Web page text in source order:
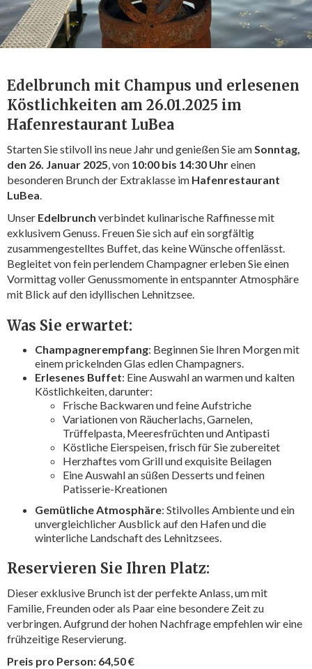
Edelbrunch mit Champus und erlesenen
Köstlichkeiten am 26.01.2025 im
Hafenrestaurant LuBea
Starten Sie stilvoll ins neue Jahr und genießen Sie amSonntag,
den 26. Januar 2025, von 10:00 bis 14:30 Uhreinen
besonderen Brunch der Extraklasse im Hafenrestaurant
LuBea.
Unser Edelbrunch verbindet kulinarische Raffinesse mit
exklusivem Genuss. Freuen Sie sich auf ein sorgfältig
zusammengestelltes Buffet, das keine Wünsche offenlässt.
Begleitet von fein perlendem Champagner erleben Sie einen
Vormittag voller Genussmomente in entspannter Atmosphäre
mit Blick auf den idyllischen Lehnitzsee.
Was Sie erwartet:
Champagnerempfang: Beginnen Sie Ihren Morgen mit
einem prickelnden Glas edlen Champagners.
Erlesenes Buffet: Eine Auswahl an warmen und kalten
Köstlichkeiten, darunter:
Frische Backwaren und feine Aufstriche
Variationen von Räucherlachs, Garnelen,
Trüffelpasta, Meeresfrüchten und Antipasti
Köstliche Eierspeisen, frisch für Sie zubereitet
Herzhaftes vom Grill und exquisite Beilagen
Eine Auswahl an süßen Desserts und feinen
Patisserie-Kreationen
Gemütliche Atmosphäre: Stilvolles Ambiente und ein
unvergleichlicher Ausblick auf den Hafen und die
winterliche Landschaft des Lehnitzsees.
Reservieren Sie Ihren Platz:
Dieser exklusive Brunch ist der perfekte Anlass, um mit
Familie, Freunden oder als Paar eine besondere Zeit zu
verbringen. Aufgrund der hohen Nachfrage empfehlen wir eine
frühzeitige Reservierung.
Preis pro Person: 64,50 €